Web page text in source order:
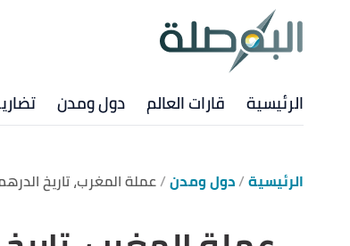
الرئيسية قارات العالم دول ومدن
الرئيسية دول ومدن عملة المغرب، تاريخ